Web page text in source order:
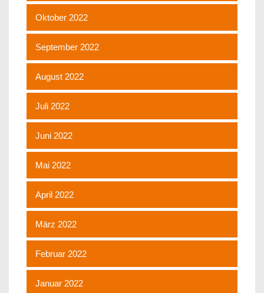
Oktober 2022
September 2022
August 2022
Juli 2022
Juni 2022
Mai 2022
April 2022
März 2022
Februar 2022
Januar 2022